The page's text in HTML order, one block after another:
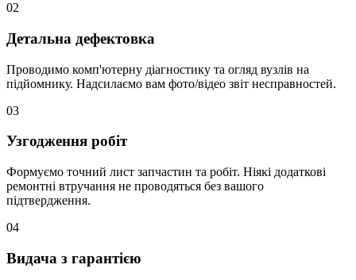
02
Детальна дефектовка
Проводимо комп'ютерну діагностику та огляд вузлів на
підйомнику. Надсилаємо вам фото/відео звіт несправностей.
03
Узгодження робіт
Формуємо точний лист запчастин та робіт. Ніякі додаткові
ремонтні втручання не проводяться без вашого
підтвердження.
04
Видача з гарантією